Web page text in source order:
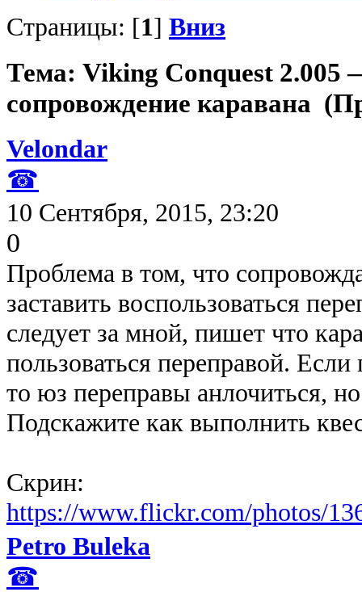
Страницы: [1] Вниз
Тема: Viking Conquest 2.005
сопровождение каравана
Velondar
☎
10 Сентября, 2015, 23:20
0
Проблема в том, что
заставить воспользоваться
следует за мной, пишет что
пользоваться переправой.
то юз переправы анлочиться,
Подскажите как выполнить
Скрин:
https://www.flickr.com/photos/
Petro Buleka
☎